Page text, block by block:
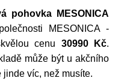
pohovka MESONICA
MESONICA-
cenu 30990 Kč.
může být u akčního
víc, než musíte.